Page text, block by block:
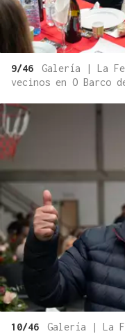
9/46
Galería | La
vecinos en O Barco
10/46
Galería | La